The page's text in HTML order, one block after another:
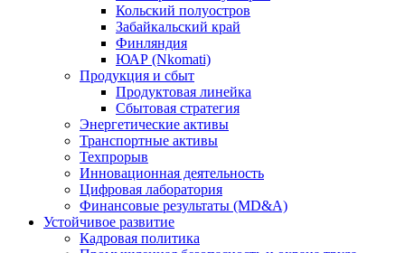
Кольский полуостров
Забайкальский край
Финляндия
ЮАР (Nkomati)
Продукция и сбыт
Продуктовая линейка
Сбытовая стратегия
Энергетические активы
Транспортные активы
Техпрорыв
Инновационная деятельность
Цифровая лаборатория
Финансовые результаты (MD&A)
Устойчивое развитие
Кадровая политика